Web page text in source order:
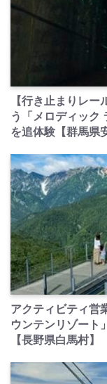
【行き止まりレ
う「メロディック
を追体験【群馬県
アクティビティ営
ウンテンリゾート
【長野県白馬村】